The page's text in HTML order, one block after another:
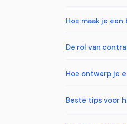
Hoe maak je
De rol van
Hoe ontwerp je
Beste tips voor